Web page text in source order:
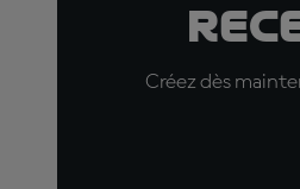
Créez dès